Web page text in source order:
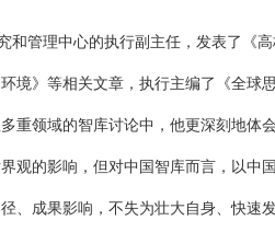
和管理中心的执行副主任，发表了《
境》等相关文章，执行主编了《全球
重领域的智库讨论中，他更深刻地体
观的影响，但对中国智库而言，以中
、成果影响，不失为壮大自身、快速